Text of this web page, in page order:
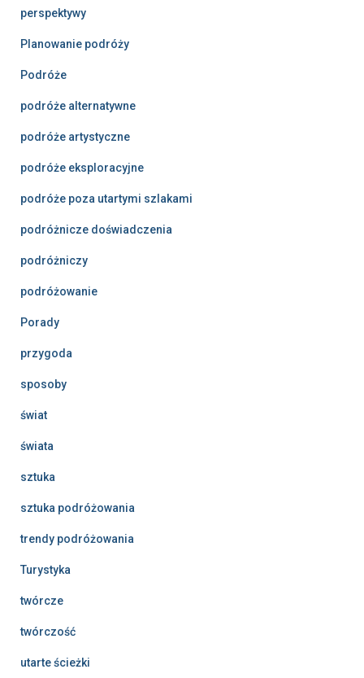
perspektywy
Planowanie podróży
Podróże
podróże alternatywne
podróże artystyczne
podróże eksploracyjne
podróże poza utartymi szlakami
podróżnicze doświadczenia
podróżniczy
podróżowanie
Porady
przygoda
sposoby
świat
świata
sztuka
sztuka podróżowania
trendy podróżowania
Turystyka
twórcze
twórczość
utarte ścieżki